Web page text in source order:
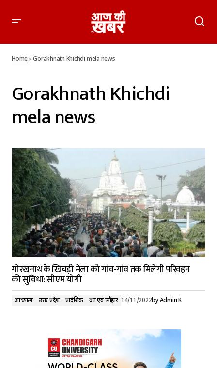
Home»Gorakhnath Khichdi mela news
Gorakhnath Khichdi
mela news
गोरखनाथ के खिचड़ी मेला को गांव-गांव तक मिलेगी परिवहन
की सुविधा: सीएम योगी
आध्यात्म उत्तर प्रदेश प्रादेशिक व्रत एवं त्यौहार 14/11/2022byAdmin K